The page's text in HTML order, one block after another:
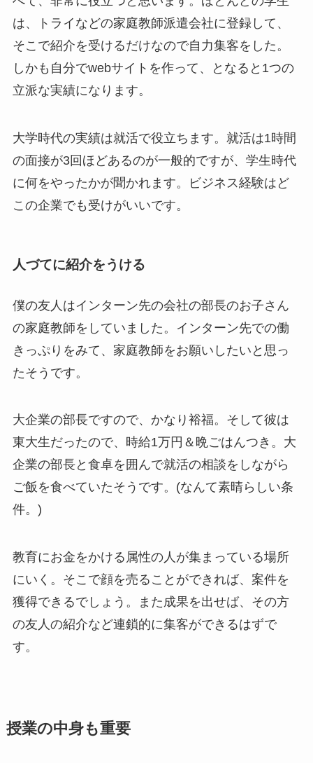
は、トライなどの家庭教師派遣会社に登録して、
そこで紹介を受けるだけなので自力集客をした。
しかも自分でwebサイトを作って、となると1つの
立派な実績になります。
大学時代の実績は就活で役立ちます。就活は1時間
の面接が3回ほどあるのが一般的ですが、学生時代
に何をやったかが聞かれます。ビジネス経験はど
この企業でも受けがいいです。
人づてに紹介をうける
僕の友人はインターン先の会社の部長のお子さん
の家庭教師をしていました。インターン先での働
きっぷりをみて、家庭教師をお願いしたいと思っ
たそうです。
大企業の部長ですので、かなり裕福。そして彼は
東大生だったので、時給1万円＆晩ごはんつき。大
企業の部長と食卓を囲んで就活の相談をしながら
ご飯を食べていたそうです。(なんて素晴らしい条
件。)
教育にお金をかける属性の人が集まっている場所
にいく。そこで顔を売ることができれば、案件を
獲得できるでしょう。また成果を出せば、その方
の友人の紹介など連鎖的に集客ができるはずで
す。
授業の中身も重要